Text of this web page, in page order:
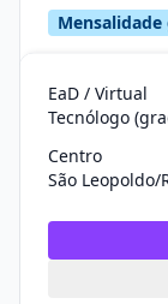
EaD / Virtual
Tecnólogo
Centro
São Leopoldo/